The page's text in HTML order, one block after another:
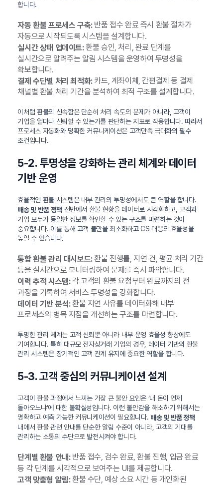
합니다.
자동 환불 프로세스 구축:반품 접수 완료 즉시 환불 절차가
자동으로 시작되도록 시스템을 설계합니다.
실시간 상태 업데이트:환불 승인, 처리, 완료 단계를
실시간으로 알려주는 알림 시스템을 운영하여 투명성을
확보합니다.
결제 수단별 처리 최적화:카드, 계좌이체, 간편결제 등 결제
채널별 환불 처리 기간을 분석하여 최적 구조를 설계합니다.
이처럼 환불의 신속함은 단순히 처리 속도의 문제가 아니라, 고객이
기업을 얼마나 신뢰할 수 있는가를 판단하는 지표로 작용합니다. 따라서
프로세스 자동화와 명확한 커뮤니케이션은 고객만족 극대화의 필수
조건입니다.
5-2. 투명성을 강화하는 관리 체계와 데이터
기반 운영
효율적인 환불 시스템은 내부 관리의 투명성에서도 큰 역할을 합니다.
배송 및 반품 정책 전반에서 환불 현황을 데이터로 시각화하고, 고객과
기업 모두가 동일한 정보를 확인할 수 있는 구조를 마련하는 것이
중요합니다. 이를 통해 고객 불만을 최소화하고 CS 대응의 효율성을
높일 수 있습니다.
통합 환불 관리 대시보드:환불 진행률, 지연 건, 평균 처리 기간
등을 실시간으로 모니터링하여 문제를 즉시 파악합니다.
이력 추적 시스템:각 고객의 환불 요청부터 완료까지의 전
과정을 기록하여 서비스 투명성을 강화합니다.
데이터 기반 분석:환불 지연 사유를 데이터화해 내부
프로세스의 병목 지점을 개선하는 구조를 마련합니다.
투명한 관리 체계는 고객 신뢰뿐 아니라 내부 운영 효율성 향상에도
기여합니다. 특히 대규모 전자상거래 기업의 경우, 데이터 기반의 환불
관리 시스템은 장기적인 고객 관계 유지에 중요한 역할을 합니다.
5-3. 고객 중심의 커뮤니케이션 설계
고객이 환불 과정에서 느끼는 가장 큰 불안 요인은 ‘내 돈이 언제
돌아오느냐’에 대한 불확실성입니다. 이런 불안감을 해소하기 위해서는
명확하고 예측 가능한 커뮤니케이션이 필요합니다. 배송 및 반품 정책
내에서 환불 관련 안내를 단순한 알림 수준이 아니라, 고객의 기대를
관리하는 소통의 수단으로 발전시켜야 합니다.
단계별 환불 안내:반품 접수, 검수 완료, 환불 진행, 입금 완료
등 각 단계를 시각적으로 보여주는 UI를 제공합니다.
고객 맞춤형 알림:환불 수단, 예상 소요 시간 등 개인화된